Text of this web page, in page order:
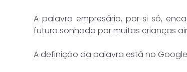
A palavra empresário, por si só,
futuro sonhado por muitas crianças
A definição da palavra está no